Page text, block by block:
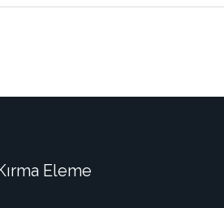
Eleme